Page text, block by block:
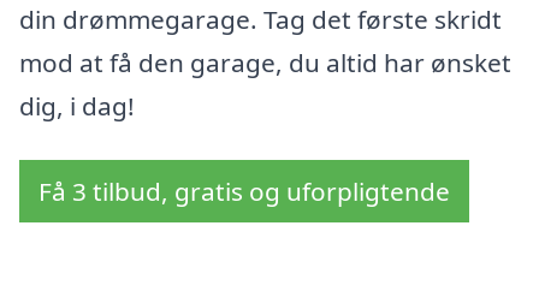
din drømmegarage. Tag det første skridt
mod at få den garage, du altid har ønsket
dig, i dag!
Få 3 tilbud, gratis og uforpligtende